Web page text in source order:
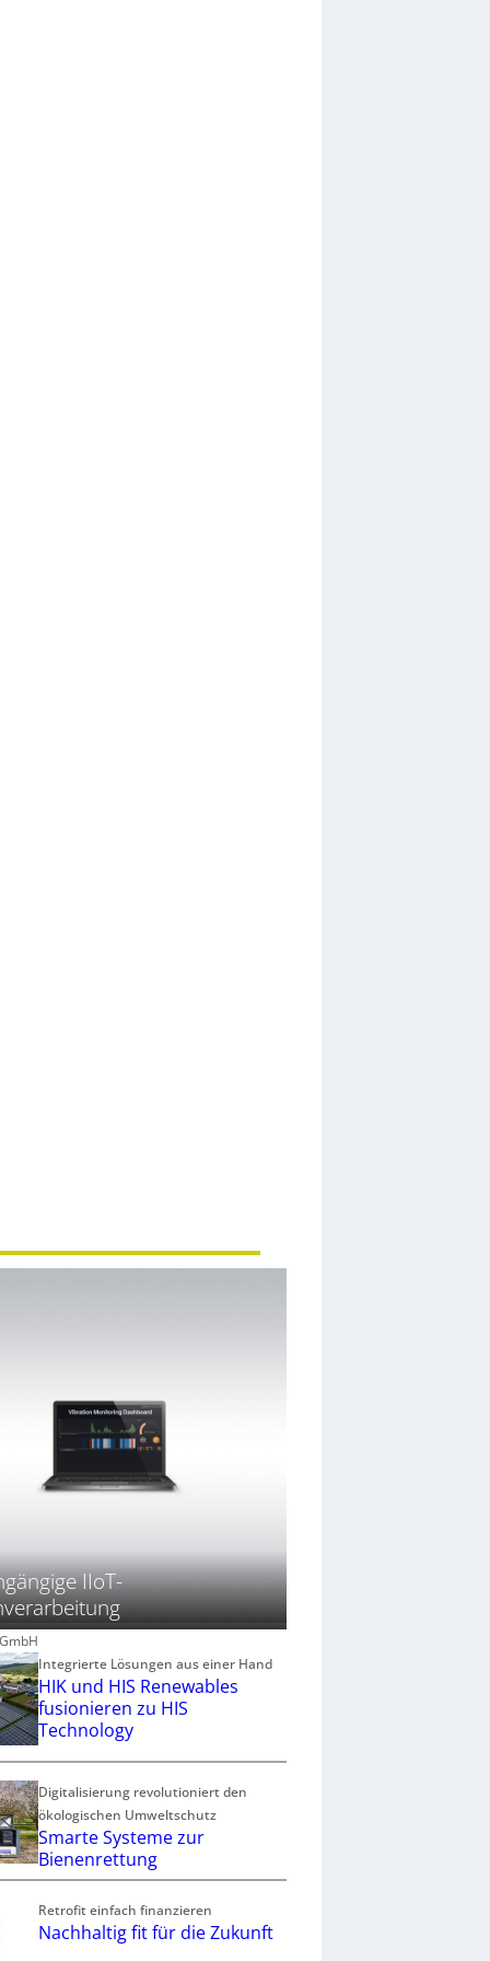
IIoT-
Integrierte Lösungen aus einer Hand
HIK und HIS Renewables
fusionieren zu HIS
Technology
Digitalisierung revolutioniert den
ökologischen Umweltschutz
Smarte Systeme zur
Bienenrettung
Retrofit einfach finanzieren
Nachhaltig fit für die Zukunft